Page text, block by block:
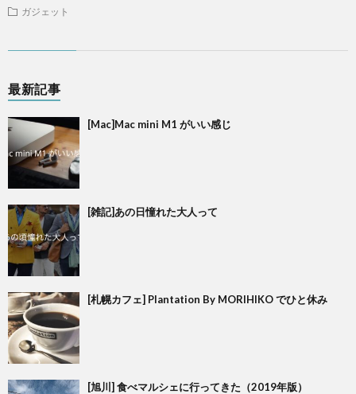
ガジェット
最新記事
[Mac]Mac mini M1 がいい感じ
[雑記]あの日憧れた大人って
[札幌カフェ] Plantation By MORIHIKO でひと休み
[旭川] 食べマルシェに行ってきた（2019年版）